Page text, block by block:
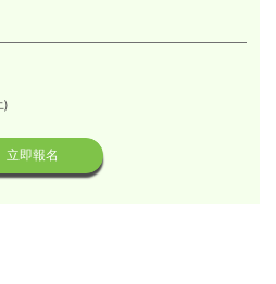
)
立即報名